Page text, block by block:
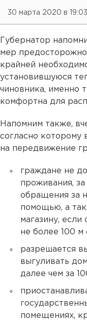
30 марта 2020 в 19:03
Губернатор
мер
крайней
установившуюся
чиновника, именно
комфортна для
Напомним также,
согласно которому
на передвижение
граждане не
проживания,
обращения за
помощью, а
магазину,
не более 100 м
разрешается
выгуливать
далее чем за
помещениях,